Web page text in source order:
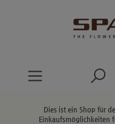
Dies ist ein Shop für
Einkaufsmöglichkeiten